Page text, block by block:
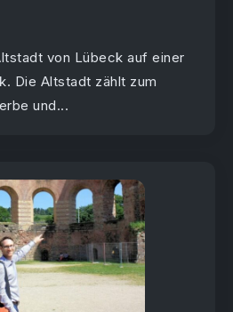
von Lübeck auf einer
Die Altstadt zählt zum
und...